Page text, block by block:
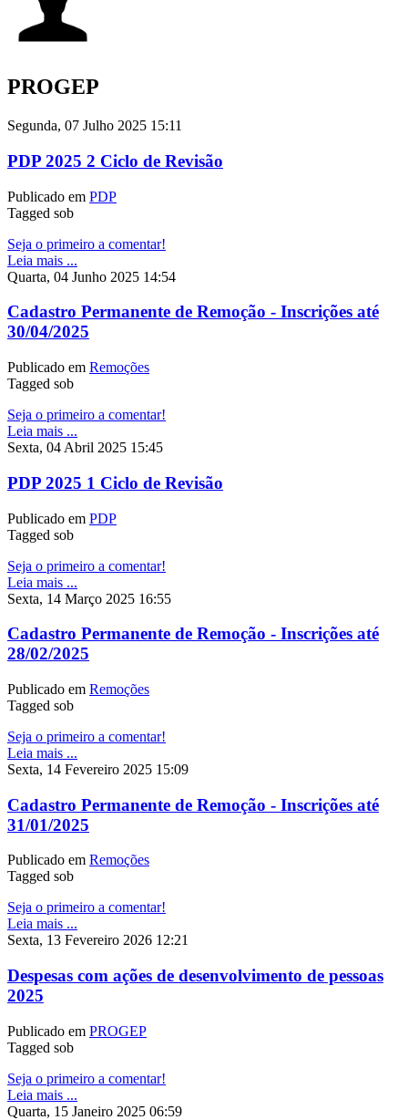
PROGEP
Segunda, 07 Julho 2025 15:11
PDP 2025 2 Ciclo de Revisão
Publicado em PDP
Tagged sob
Seja o primeiro a comentar!
Leia mais ...
Quarta, 04 Junho 2025 14:54
Cadastro Permanente de Remoção - Inscrições até
30/04/2025
Publicado em Remoções
Tagged sob
Seja o primeiro a comentar!
Leia mais ...
Sexta, 04 Abril 2025 15:45
PDP 2025 1 Ciclo de Revisão
Publicado em PDP
Tagged sob
Seja o primeiro a comentar!
Leia mais ...
Sexta, 14 Março 2025 16:55
Cadastro Permanente de Remoção - Inscrições até
28/02/2025
Publicado em Remoções
Tagged sob
Seja o primeiro a comentar!
Leia mais ...
Sexta, 14 Fevereiro 2025 15:09
Cadastro Permanente de Remoção - Inscrições até
31/01/2025
Publicado em Remoções
Tagged sob
Seja o primeiro a comentar!
Leia mais ...
Sexta, 13 Fevereiro 2026 12:21
Despesas com ações de desenvolvimento de pessoas
2025
Publicado em PROGEP
Tagged sob
Seja o primeiro a comentar!
Leia mais ...
Quarta, 15 Janeiro 2025 06:59